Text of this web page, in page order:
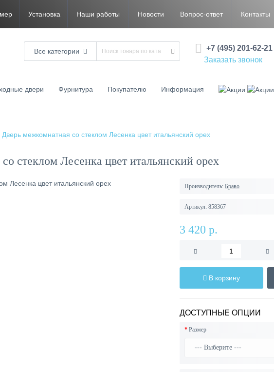
Установка Наши работы Новости Вопрос-ответ Контакты
Все категории
+7 (495) 201-62-21
Заказать звонок
двери Фурнитура Покупателю Информация
Дверь межкомнатная со стеклом Лесенка цвет итальянский орех
стеклом Лесенка цвет итальянский орех
Производитель: Браво
Артикул: 858367
3 420 р.
В корзину
ДОСТУПНЫЕ ОПЦИИ
Размер